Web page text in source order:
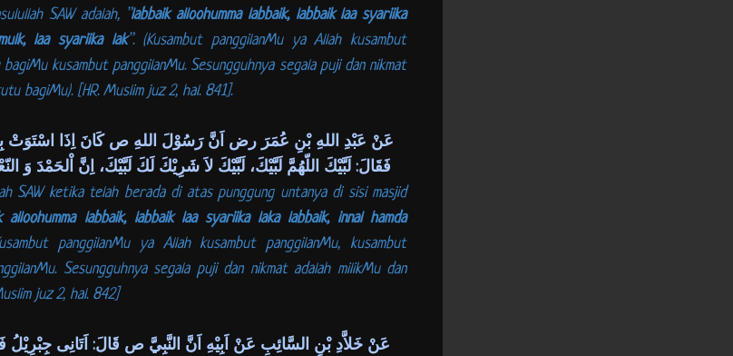
SAW adalah, ”labbaik alloohumma labbaik, labbaik laa syariika
laa syariika lak”. (Kusambut panggilanMu ya Allah kusambut
kusambut panggilanMu. Sesungguhnya segala puji dan nikmat
bagiMu). [HR. Muslim juz 2, hal. 841].
عَنْ عَبْدِ اللهِ بْنِ عُمَرَ رض اَنَّ رَسُوْلَ اللهِ ص كَانَ اِذَا اسْتَوَتْ
فَقَالَ: لَبَّيْكَ اللّهُمَّ لَبَّيْكَ، لَبَّيْكَ لاَ شَرِيْكَ لَكَ لَبَّيْكَ، اِنَّ اْلحَمْدَ وَ
SAW ketika telah berada di atas punggung untanya di sisi masjid
alloohumma labbaik, labbaik laa syariika laka labbaik, innal hamda
panggilanMu ya Allah kusambut panggilanMu, kusambut
Sesungguhnya segala puji dan nikmat adalah milikMu dan
juz 2, hal. 842]
عَنْ خَلاَّدِ بْنِ السَّائِبِ عَنْ اَبِيْهِ اَنَّ النَّبِيَّ ص قَالَ: اَتَانِى جِبْرِيْلُ